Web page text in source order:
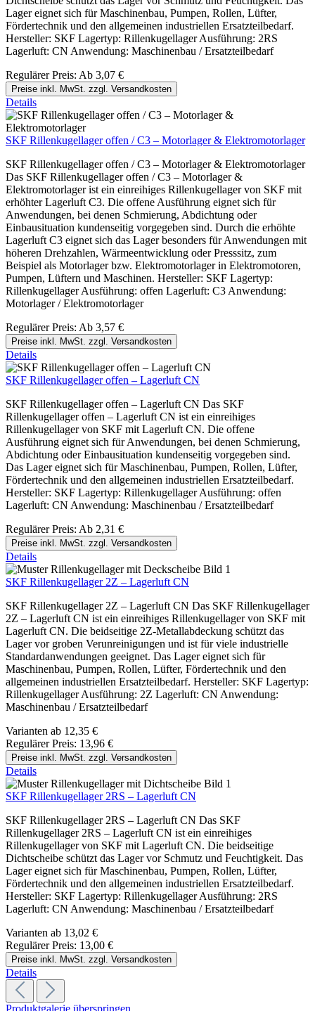
Lager eignet sich für Maschinenbau, Pumpen, Rollen, Lüfter,
Fördertechnik und den allgemeinen industriellen Ersatzteilbedarf.
Hersteller: SKF Lagertyp: Rillenkugellager Ausführung: 2RS
Lagerluft: CN Anwendung: Maschinenbau / Ersatzteilbedarf
Regulärer Preis: Ab 3,07 €
Preise inkl. MwSt. zzgl. Versandkosten
Details
SKF Rillenkugellager offen / C3 – Motorlager & Elektromotorlager
SKF Rillenkugellager offen / C3 – Motorlager & Elektromotorlager
Das SKF Rillenkugellager offen / C3 – Motorlager &
Elektromotorlager ist ein einreihiges Rillenkugellager von SKF mit
erhöhter Lagerluft C3. Die offene Ausführung eignet sich für
Anwendungen, bei denen Schmierung, Abdichtung oder
Einbausituation kundenseitig vorgegeben sind. Durch die erhöhte
Lagerluft C3 eignet sich das Lager besonders für Anwendungen mit
höheren Drehzahlen, Wärmeentwicklung oder Presssitz, zum
Beispiel als Motorlager bzw. Elektromotorlager in Elektromotoren,
Pumpen, Lüftern und Maschinen. Hersteller: SKF Lagertyp:
Rillenkugellager Ausführung: offen Lagerluft: C3 Anwendung:
Motorlager / Elektromotorlager
Regulärer Preis: Ab 3,57 €
Preise inkl. MwSt. zzgl. Versandkosten
Details
SKF Rillenkugellager offen – Lagerluft CN
SKF Rillenkugellager offen – Lagerluft CN Das SKF
Rillenkugellager offen – Lagerluft CN ist ein einreihiges
Rillenkugellager von SKF mit Lagerluft CN. Die offene
Ausführung eignet sich für Anwendungen, bei denen Schmierung,
Abdichtung oder Einbausituation kundenseitig vorgegeben sind.
Das Lager eignet sich für Maschinenbau, Pumpen, Rollen, Lüfter,
Fördertechnik und den allgemeinen industriellen Ersatzteilbedarf.
Hersteller: SKF Lagertyp: Rillenkugellager Ausführung: offen
Lagerluft: CN Anwendung: Maschinenbau / Ersatzteilbedarf
Regulärer Preis: Ab 2,31 €
Preise inkl. MwSt. zzgl. Versandkosten
Details
SKF Rillenkugellager 2Z – Lagerluft CN
SKF Rillenkugellager 2Z – Lagerluft CN Das SKF Rillenkugellager
2Z – Lagerluft CN ist ein einreihiges Rillenkugellager von SKF mit
Lagerluft CN. Die beidseitige 2Z-Metallabdeckung schützt das
Lager vor groben Verunreinigungen und ist für viele industrielle
Standardanwendungen geeignet. Das Lager eignet sich für
Maschinenbau, Pumpen, Rollen, Lüfter, Fördertechnik und den
allgemeinen industriellen Ersatzteilbedarf. Hersteller: SKF Lagertyp:
Rillenkugellager Ausführung: 2Z Lagerluft: CN Anwendung:
Maschinenbau / Ersatzteilbedarf
Varianten ab 12,35 €
Regulärer Preis: 13,96 €
Preise inkl. MwSt. zzgl. Versandkosten
Details
SKF Rillenkugellager 2RS – Lagerluft CN
SKF Rillenkugellager 2RS – Lagerluft CN Das SKF
Rillenkugellager 2RS – Lagerluft CN ist ein einreihiges
Rillenkugellager von SKF mit Lagerluft CN. Die beidseitige
Dichtscheibe schützt das Lager vor Schmutz und Feuchtigkeit. Das
Lager eignet sich für Maschinenbau, Pumpen, Rollen, Lüfter,
Fördertechnik und den allgemeinen industriellen Ersatzteilbedarf.
Hersteller: SKF Lagertyp: Rillenkugellager Ausführung: 2RS
Lagerluft: CN Anwendung: Maschinenbau / Ersatzteilbedarf
Varianten ab 13,02 €
Regulärer Preis: 13,00 €
Preise inkl. MwSt. zzgl. Versandkosten
Details